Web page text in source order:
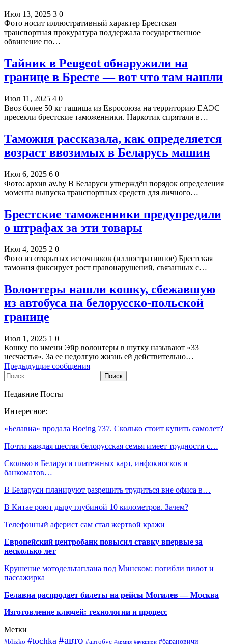
Июл 13, 2025 3 0
Фото носит иллюстративный характер Брестская
транспортная прокуратура поддержала государственное
обвинение по…
Тайник в Peugeot обнаружили на
границе в Бресте — вот что там нашли
Июл 11, 2025 4 0
Ввоз более 50 кг гашиша из Евросоюза на территорию ЕАЭС
пресекли брестские таможенники. Наркотик спрятали в…
Таможня рассказала, как определяется
возраст ввозимых в Беларусь машин
Июл 6, 2025 6 0
Фото: архив av.by В Беларуси утверждён порядок определения
момента выпуска транспортных средств для личного…
Брестские таможенники предупредили
о штрафах за эти товары
Июл 4, 2025 2 0
Фото из открытых источников (иллюстративное) Брестская
таможня фиксирует рост правонарушений, связанных с…
Волонтеры нашли кошку, сбежавшую
из автобуса на белорусско-польской
границе
Июл 1, 2025 1 0
Кошку по имени Эйр волонтеры в шутку называют «33
несчастья». За ее недолгую жизнь ей действительно…
Предыдущие сообщения
Недавние Посты
Интересное:
«Белавиа» продала Boeing 737. Сколько стоит купить самолет?
Почти каждая шестая белорусская семья имеет трудности с…
Сколько в Беларуси платежных карт, инфокиосков и
банкоматов…
В Беларуси планируют разрешить трудиться вне офиса в…
В Китае роют дыру глубиной 10 километров. Зачем?
Телефонный аферист сам стал жертвой кражи
Европейский центробанк повысил ставку впервые за
несколько лет
Крушение мотодельтаплана под Минском: погибли пилот и
пассажирка
Белавиа распродает билеты на рейсы Могилев — Москва
Изготовление ключей: технологии и процесс
Метки
#blizko #tochka #авто #автобус #армия #аукцион #барановичи